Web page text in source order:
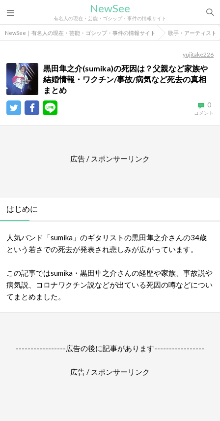
NewSee
有名人の現在・芸能・ゴシップ・事件の情報サイト
NewSee｜有名人の現在・芸能・ゴシップ・事件の情報サイト 歌手・アーティスト
yujitake226
黒田隼之介(sumika)の死因は？父親など家族や
結婚情報・ワクチン/事故/病気など死去の真相
まとめ
0
コメント
広告 / スポンサーリンク
はじめに
人気バンド「sumika」のギタリストの黒田隼之介さんの34歳
という若さでの死去が発表され悲しみが広がっています。
この記事ではsumika・黒田隼之介さんの経歴や家族、事故説や
病気説、コロナワクチン説などが出ている死因の噂などについ
てまとめました。
-----------------広告の後に記事があります-----------------
広告 / スポンサーリンク